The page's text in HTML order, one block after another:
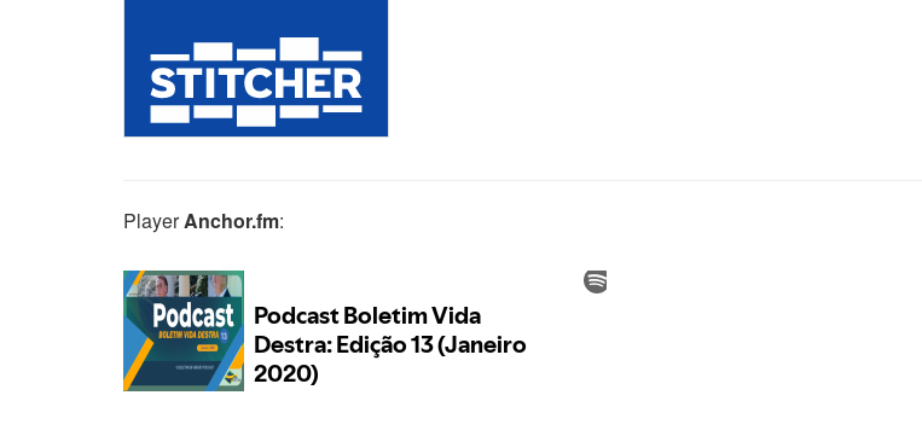
PlayerAnchor.fm: